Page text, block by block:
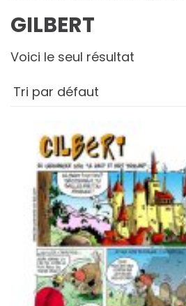
GILBERT
Voici le seul résultat